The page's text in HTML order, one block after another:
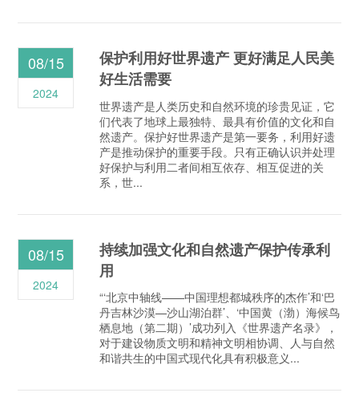
保护利用好世界遗产 更好满足人民美
好生活需要
世界遗产是人类历史和自然环境的珍贵见证，它
们代表了地球上最独特、最具有价值的文化和自
然遗产。保护好世界遗产是第一要务，利用好遗
产是推动保护的重要手段。只有正确认识并处理
好保护与利用二者间相互依存、相互促进的关
系，世...
08/15
2024
持续加强文化和自然遗产保护传承利
用
“‘北京中轴线——中国理想都城秩序的杰作’和‘巴
丹吉林沙漠—沙山湖泊群’、‘中国黄（渤）海候鸟
栖息地（第二期）’成功列入《世界遗产名录》，
对于建设物质文明和精神文明相协调、人与自然
和谐共生的中国式现代化具有积极意义...
08/15
2024